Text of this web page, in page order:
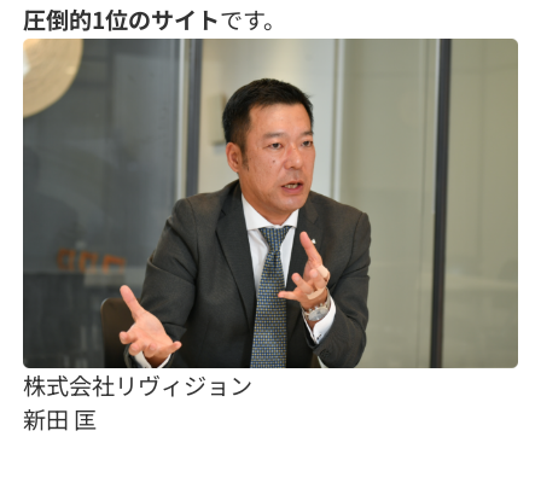
圧倒的1位のサイトです。
株式会社リヴィジョン
新田 匡